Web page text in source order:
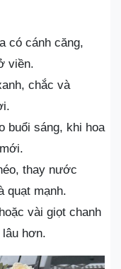
có cánh căng,
viền.
chắc và
buổi sáng, khi hoa
thay nước
quạt mạnh.
vài giọt chanh
hơn.